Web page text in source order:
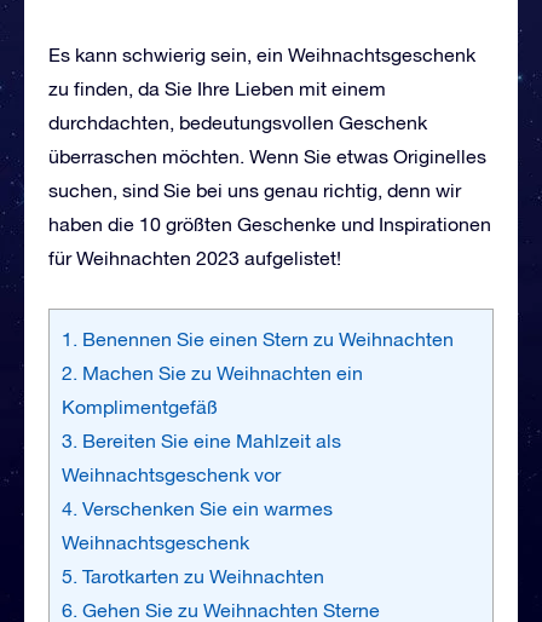
Es kann schwierig sein, ein Weihnachtsgeschenk
zu finden, da Sie Ihre Lieben mit einem
durchdachten, bedeutungsvollen Geschenk
überraschen möchten. Wenn Sie etwas Originelles
suchen, sind Sie bei uns genau richtig, denn wir
haben die 10 größten Geschenke und Inspirationen
für Weihnachten 2023 aufgelistet!
1. Benennen Sie einen Stern zu Weihnachten
2. Machen Sie zu Weihnachten ein
Komplimentgefäß
3. Bereiten Sie eine Mahlzeit als
Weihnachtsgeschenk vor
4. Verschenken Sie ein warmes
Weihnachtsgeschenk
5. Tarotkarten zu Weihnachten
6. Gehen Sie zu Weihnachten Sterne